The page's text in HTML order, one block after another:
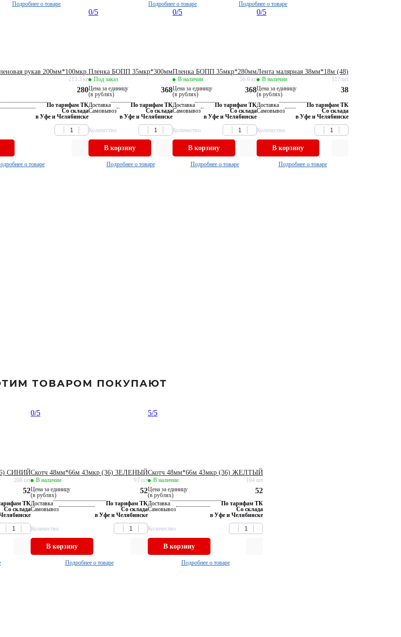
Подробнее о товаре Подробнее о товаре Подробнее о товаре
рукав 200мм*100мкр.
213.3 кг
280
По тарифам ТК
Со склада
в Уфе и Челябинске
о товаре
0/5
Пленка БОПП 35мкр*300мм
Под заказ
Цена за единицу
(в рублях)
368
Доставка
По тарифам ТК
Самовывоз
Со склада
в Уфе и Челябинске
Количество
В корзину
Подробнее о товаре
0/5
Пленка БОПП 35мкр*280мм
В наличии
56.9 кг
Цена за единицу
(в рублях)
368
Доставка
По тарифам ТК
Самовывоз
Со склада
в Уфе и Челябинске
Количество
В корзину
Подробнее о товаре
0/5
Лента малярная 38мм*18м (48)
В наличии
117 шт
Цена за единицу
(в рублях)
38
Доставка
По тарифам ТК
Самовывоз
Со склада
в Уфе и Челябинске
Количество
В корзину
Подробнее о товаре
ТОВАРОМ ПОКУПАЮТ
СИНИЙ
208 шт
52
ТК
Со склада
0/5
Скотч 48мм*66м 43мкр (36) ЗЕЛЕНЫЙ
В наличии
93 шт
Цена за единицу
(в рублях)
52
Доставка
По тарифам ТК
Самовывоз
Со склада
в Уфе и Челябинске
Количество
В корзину
Подробнее о товаре
5/5
Скотч 48мм*66м 43мкр (36) ЖЕЛТЫЙ
В наличии
104 шт
Цена за единицу
(в рублях)
52
Доставка
По тарифам ТК
Самовывоз
Со склада
в Уфе и Челябинске
Количество
В корзину
Подробнее о товаре